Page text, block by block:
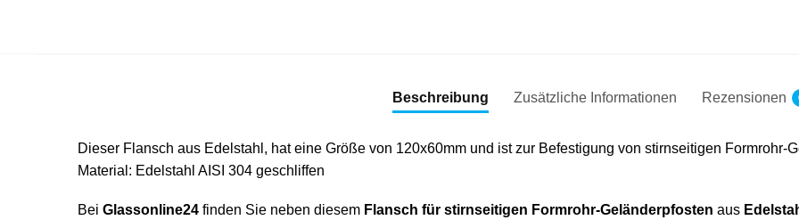
Beschreibung Zusätzliche Informationen Rezensionen
Dieser Flansch aus Edelstahl, hat eine Größe von 120x60mm und ist zur Befestigung von stirnseitigen Formrohr-
Material: Edelstahl AISI 304 geschliffen
BeiGlassonline24 finden Sie neben diesem Flansch für stirnseitigen Formrohr-Geländerpfosten aus